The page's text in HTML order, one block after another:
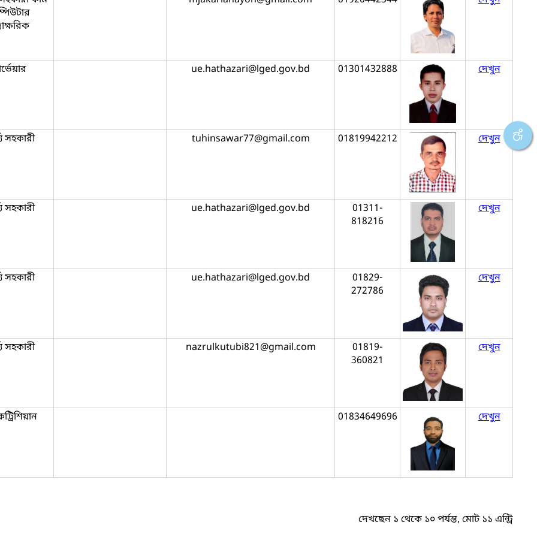
ue.hathazari@lged.gov.bd 01301432888 দেখুন
সহকারী tuhinsawar77@gmail.com 01819942212 দেখুন
সহকারী ue.hathazari@lged.gov.bd
01311-
818216
দেখুন
সহকারী ue.hathazari@lged.gov.bd
01829-
272786
দেখুন
সহকারী nazrulkutubi821@gmail.com
01819-
360821
দেখুন
01834649696 দেখুন
দেখছেন ১ থেকে ১০ পর্যন্ত, মোট ১১ এন্ট্রি